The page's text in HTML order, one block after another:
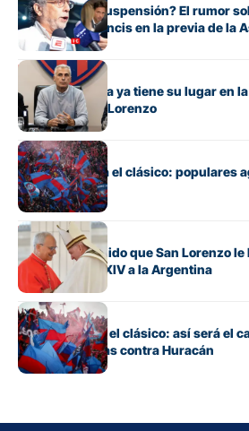
¿Expulsión o suspensión? El rumor
encendió a Francis en la previa de la
Institucional
Marcelo Culotta ya tiene su lugar en
ocupa por San Lorenzo
Fútbol
Boedo ya juega el clásico: populares
Huracán
Institucional
El especial pedido que San Lorenzo
visita de León XIV a la Argentina
Fútbol
Todo listo para el clásico: así será el
venta de plateas contra Huracán